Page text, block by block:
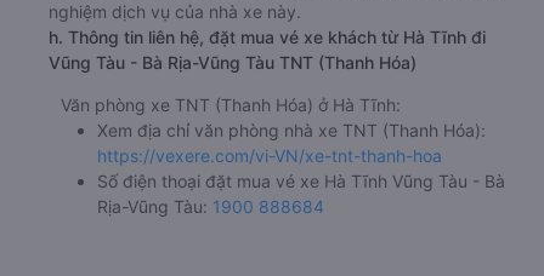
nghiệm dịch vụ của nhà xe này.
h. Thông tin liên hệ, đặt mua vé xe khách từ Hà Tĩnh đi
Vũng Tàu - Bà Rịa-Vũng Tàu TNT (Thanh Hóa)
Văn phòng xe TNT (Thanh Hóa) ở Hà Tĩnh:
Xem địa chỉ văn phòng nhà xe TNT (Thanh Hóa):
https://vexere.com/vi-VN/xe-tnt-thanh-hoa
Số điện thoại đặt mua vé xe Hà Tĩnh Vũng Tàu - Bà
Rịa-Vũng Tàu: 1900 888684